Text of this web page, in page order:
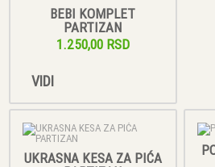
BEBI KOMPLET
PARTIZAN
1.250,00 RSD
VIDI
UKRASNA KESA ZA PIĆA